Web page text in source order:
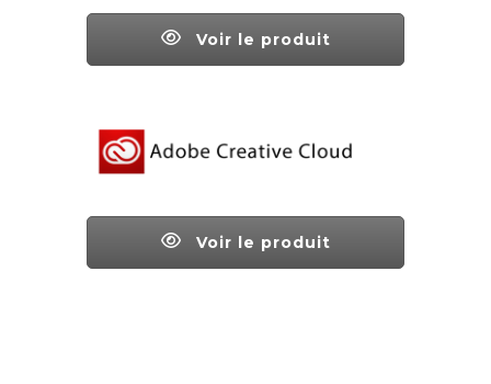
Voir le produit
Voir le produit